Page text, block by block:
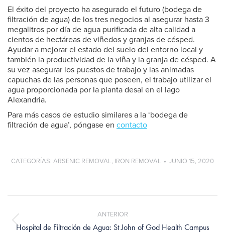
El éxito del proyecto ha asegurado el futuro (bodega de
filtración de agua) de los tres negocios al asegurar hasta 3
megalitros por día de agua purificada de alta calidad a
cientos de hectáreas de viñedos y granjas de césped.
Ayudar a mejorar el estado del suelo del entorno local y
también la productividad de la viña y la granja de césped. A
su vez asegurar los puestos de trabajo y las animadas
capuchas de las personas que poseen, el trabajo utilizar el
agua proporcionada por la planta desal en el lago
Alexandria.
Para más casos de estudio similares a la ‘bodega de
filtración de agua’, póngase en contacto
CATEGORÍAS: ARSENIC REMOVAL, IRON REMOVAL JUNIO 15, 2020
publicaciones
ANTERIOR
Publicación
Hospital de Filtración de Agua: St John of God Health Campus